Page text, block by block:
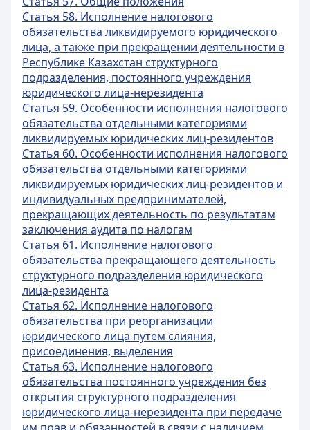
Статья 58. Исполнение налогового
обязательства ликвидируемого юридического
лица, а также при прекращении деятельности в
Республике Казахстан структурного
подразделения, постоянного учреждения
юридического лица-нерезидента
Статья 59. Особенности исполнения налогового
обязательства отдельными категориями
ликвидируемых юридических лиц-резидентов
Статья 60. Особенности исполнения налогового
обязательства отдельными категориями
ликвидируемых юридических лиц-резидентов и
индивидуальных предпринимателей,
прекращающих деятельность по результатам
заключения аудита по налогам
Статья 61. Исполнение налогового
обязательства прекращающего деятельность
структурного подразделения юридического
лица-резидента
Статья 62. Исполнение налогового
обязательства при реорганизации
юридического лица путем слияния,
присоединения, выделения
Статья 63. Исполнение налогового
обязательства постоянного учреждения без
открытия структурного подразделения
юридического лица-нерезидента при передаче